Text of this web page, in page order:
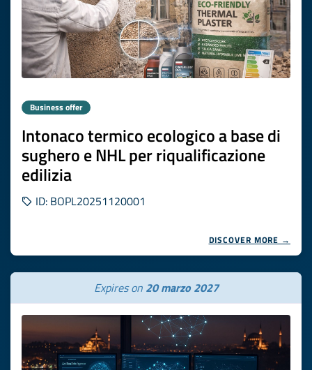
Business offer
Intonaco termico ecologico a base di
sughero e NHL per riqualificazione
edilizia
ID: BOPL20251120001
DISCOVER MORE →
Expires on 20 marzo 2027